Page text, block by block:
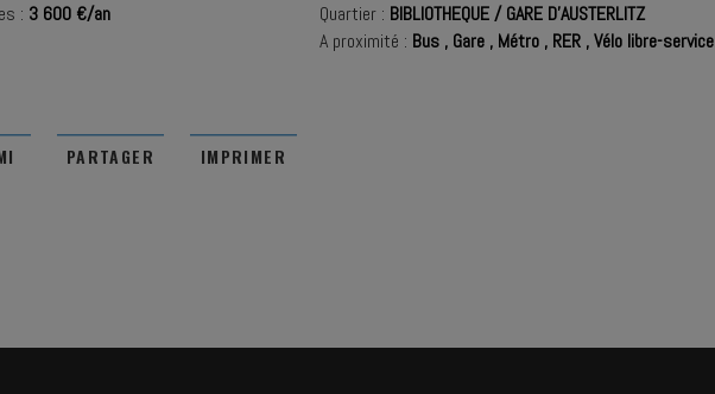
: 3 600 €/an
Quartier : BIBLIOTHEQUE / GARE D'AUSTERLITZ
A proximité : Bus , Gare , Métro , RER ,Vélo libre-service
PARTAGER IMPRIMER